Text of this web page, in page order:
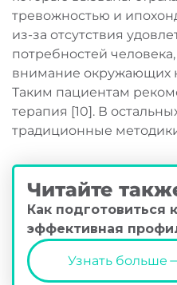
которые вызваны
тревожностью и
из-за отсутствия
потребностей
внимание окружающих
Таким пациентам
терапия [10]. В
традиционные
Читайте
Как подготовиться
эффективная
Узнать больше